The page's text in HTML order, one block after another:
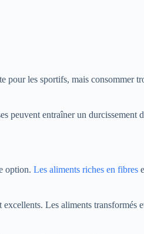
pour les sportifs, mais consommer
peuvent entraîner un durcissement
option. Les aliments riches en fibres
Les aliments transformés